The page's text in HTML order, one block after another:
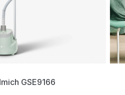
GSE9166